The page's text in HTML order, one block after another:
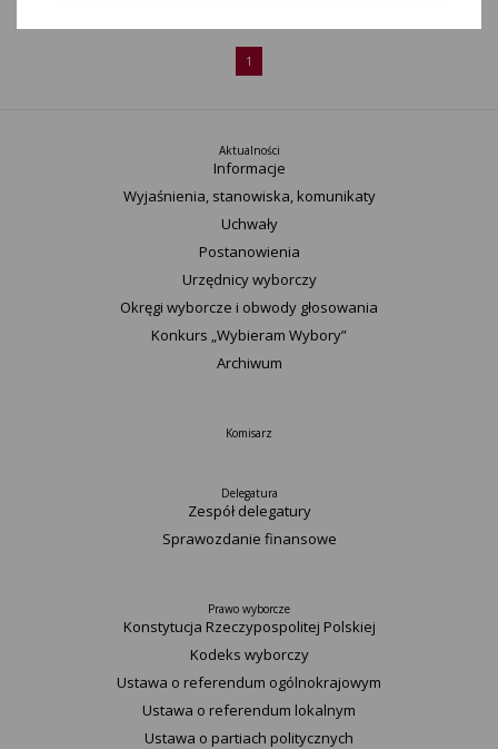
1
Aktualności
Informacje
Wyjaśnienia, stanowiska, komunikaty
Uchwały
Postanowienia
Urzędnicy wyborczy
Okręgi wyborcze i obwody głosowania
Konkurs „Wybieram Wybory”
Archiwum
Komisarz
Delegatura
Zespół delegatury
Sprawozdanie finansowe
Prawo wyborcze
Konstytucja Rzeczypospolitej Polskiej​
Kodeks wyborczy
Ustawa o referendum ogólnokrajowym
Ustawa o referendum lokalnym
Ustawa o partiach politycznych